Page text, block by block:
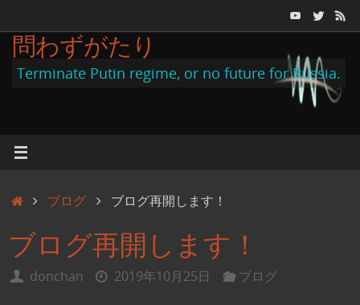
ン
ッ
問わずがたり
Terminate Putin regime, or no future for Russia.
ホ
ム
ブログ ブログ再開します！
ブログ再開します！
donchan 2019年10月25日 ブログ